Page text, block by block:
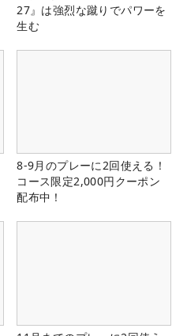
27』は強烈な蹴りでパワーを
生む
8-9月のプレーに2回使える！
コース限定2,000円クーポン
配布中！